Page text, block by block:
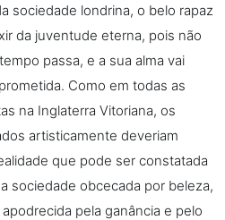
sociedade londrina, o belo rapaz
da juventude eterna, pois não
passa, e a sua alma vai
Como em todas as
na Inglaterra Vitoriana, os
artisticamente deveriam
que pode ser constatada
sociedade obcecada por beleza,
pela ganância e pelo